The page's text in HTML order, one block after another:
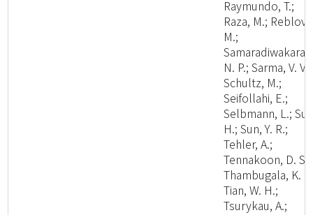
Raymundo, T.;
Raza, M.;
M.;
Samaradiwakara,
N. P.; Sarma, V. V.;
Schultz, M.;
Seifollahi, E.;
Selbmann, L.; Su,
H.; Sun, Y. R.;
Tehler, A.;
Tennakoon, D. S.;
Thambugala, K.
Tian, W. H.;
Tsurykau, A.;